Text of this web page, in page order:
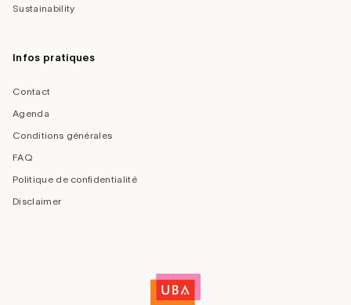
Sustainability
Infos pratiques
Contact
Agenda
Conditions générales
FAQ
Politique de confidentialité
Disclaimer